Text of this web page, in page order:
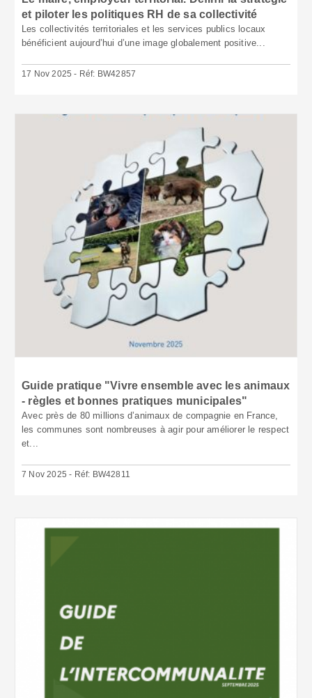
et piloter les politiques RH de sa collectivité
Les collectivités territoriales et les services publics locaux
bénéficient aujourd’hui d’une image globalement positive...
17 Nov 2025 - Réf: BW42857
Guide pratique "Vivre ensemble avec les animaux
- règles et bonnes pratiques municipales"
Avec près de 80 millions d’animaux de compagnie en France,
les communes sont nombreuses à agir pour améliorer le respect
et...
7 Nov 2025 - Réf: BW42811